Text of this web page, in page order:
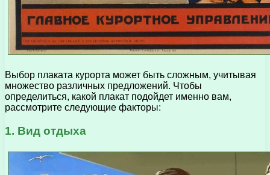
Выбор плаката курорта может быть сложным, учитывая
множество различных предложений. Чтобы
определиться, какой плакат подойдет именно вам,
рассмотрите следующие факторы:
1. Вид отдыха